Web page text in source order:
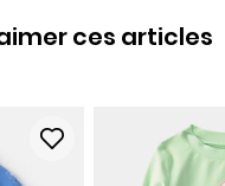
ces articles